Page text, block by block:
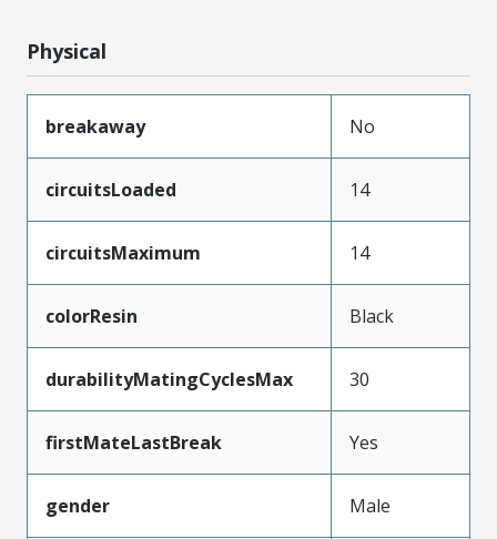
Physical
breakaway No
circuitsLoaded 14
circuitsMaximum 14
colorResin Black
durabilityMatingCyclesMax 30
firstMateLastBreak Yes
gender Male